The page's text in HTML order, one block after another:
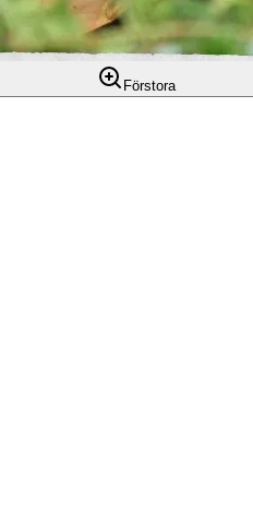
Förstora